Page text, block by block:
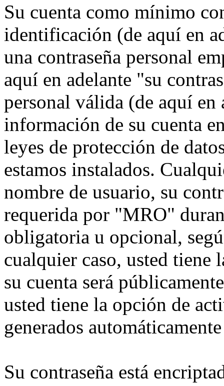
Su cuenta como mínimo
identificación (de aquí en
una contraseña personal
aquí en adelante "su
personal válida (de aquí
información de su cuenta
leyes de protección de
estamos instalados.
nombre de usuario, su
requerida por "MRO"
obligatoria u opcional,
cualquier caso, usted tiene
su cuenta será
usted tiene la opción de
generados
Su contraseña está